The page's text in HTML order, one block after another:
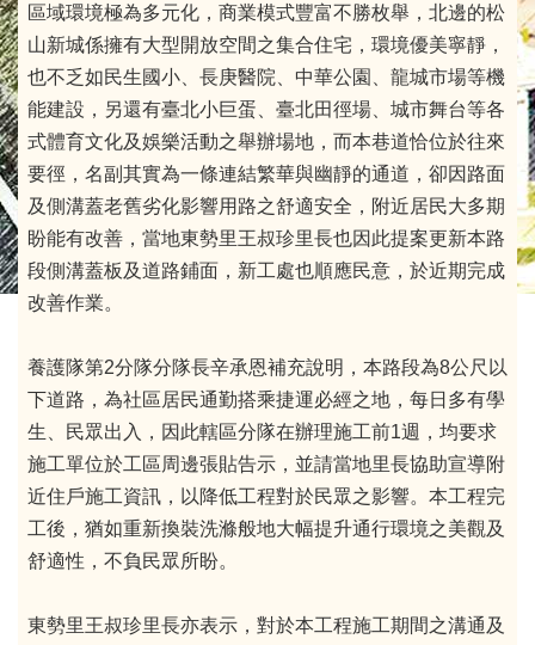
區域環境極為多元化，商業模式豐富不勝枚舉，北邊的松
山新城係擁有大型開放空間之集合住宅，環境優美寧靜，
也不乏如民生國小、長庚醫院、中華公園、龍城市場等機
能建設，另還有臺北小巨蛋、臺北田徑場、城市舞台等各
式體育文化及娛樂活動之舉辦場地，而本巷道恰位於往來
要徑，名副其實為一條連結繁華與幽靜的通道，卻因路面
及側溝蓋老舊劣化影響用路之舒適安全，附近居民大多期
盼能有改善，當地東勢里王叔珍里長也因此提案更新本路
段側溝蓋板及道路鋪面，新工處也順應民意，於近期完成
改善作業。
養護隊第2分隊分隊長辛承恩補充說明，本路段為8公尺以
下道路，為社區居民通勤搭乘捷運必經之地，每日多有學
生、民眾出入，因此轄區分隊在辦理施工前1週，均要求
施工單位於工區周邊張貼告示，並請當地里長協助宣導附
近住戶施工資訊，以降低工程對於民眾之影響。本工程完
工後，猶如重新換裝洗滌般地大幅提升通行環境之美觀及
舒適性，不負民眾所盼。
東勢里王叔珍里長亦表示，對於本工程施工期間之溝通及